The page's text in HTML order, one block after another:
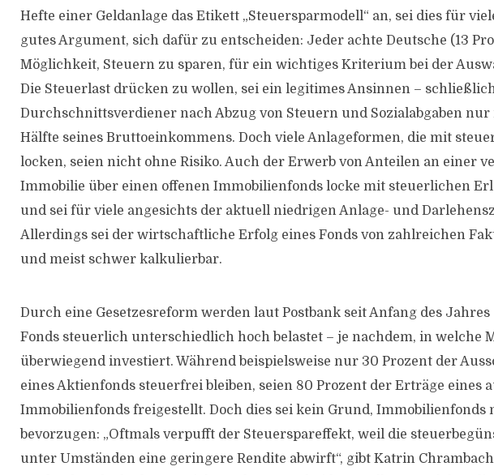
Hefte einer Geldanlage das Etikett „Steuersparmodell“ an, sei dies für
gutes Argument, sich dafür zu entscheiden: Jeder achte Deutsche (13
Möglichkeit, Steuern zu sparen, für ein wichtiges Kriterium bei der
Die Steuerlast drücken zu wollen, sei ein legitimes Ansinnen –
Durchschnittsverdiener nach Abzug von Steuern und Sozialabgaben
Hälfte seines Bruttoeinkommens. Doch viele Anlageformen, die mit
locken, seien nicht ohne Risiko. Auch der Erwerb von Anteilen an einer
Immobilie über einen offenen Immobilienfonds locke mit steuerlichen
und sei für viele angesichts der aktuell niedrigen Anlage- und
Allerdings sei der wirtschaftliche Erfolg eines Fonds von zahlreichen
und meist schwer kalkulierbar.
Durch eine Gesetzesreform werden laut Postbank seit Anfang des
Fonds steuerlich unterschiedlich hoch belastet – je nachdem, in welche
überwiegend investiert. Während beispielsweise nur 30 Prozent der
eines Aktienfonds steuerfrei bleiben, seien 80 Prozent der Erträge eines
Immobilienfonds freigestellt. Doch dies sei kein Grund, Immobilienfonds
bevorzugen: „Oftmals verpufft der Steuerspareffekt, weil die
unter Umständen eine geringere Rendite abwirft“, gibt Katrin